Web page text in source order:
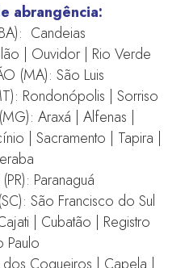
abrangência:
Candeias
| Ouvidor | Rio Verde
(MA): São Luis
Rondonópolis | Sorriso
Araxá | Alfenas |
| Sacramento | Tapira |
Paranaguá
São Francisco do Sul
| Cubatão | Registro
Paulo